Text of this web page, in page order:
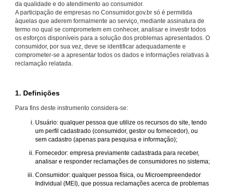
da qualidade e do atendimento ao consumidor.
A participação de empresas no Consumidor.gov.br só é permitida
àquelas que aderem formalmente ao serviço, mediante assinatura de
termo no qual se comprometem em conhecer, analisar e investir todos
os esforços disponíveis para a solução dos problemas apresentados. O
consumidor, por sua vez, deve se identificar adequadamente e
comprometer-se a apresentar todos os dados e informações relativas à
reclamação relatada.
1. Definições
Para fins deste instrumento considera-se:
Usuário: qualquer pessoa que utilize os recursos do site, tendo
um perfil cadastrado (consumidor, gestor ou fornecedor), ou
sem cadastro (apenas para pesquisa e informação);
Fornecedor: empresa previamente cadastrada para receber,
analisar e responder reclamações de consumidores no sistema;
Consumidor: qualquer pessoa física, ou Microempreendedor
Individual (MEI), que possua reclamações acerca de problemas